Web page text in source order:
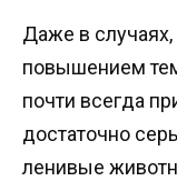
Даже в
повышением
почти всегда
достаточно
ленивые